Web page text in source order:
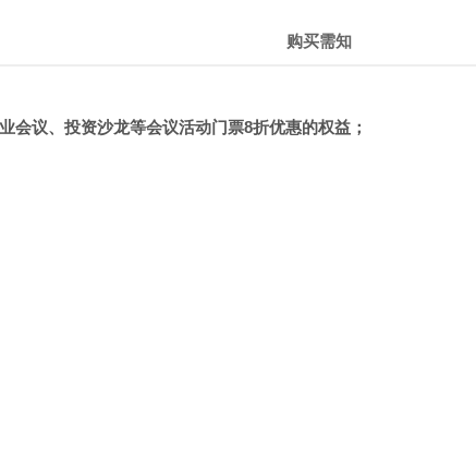
购买需知
会议、投资沙龙等会议活动门票8折优惠的权益；